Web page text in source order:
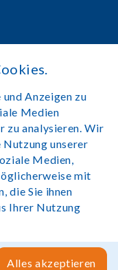
Anzeigen zu
Medien
zu analysieren. Wir
unserer
Medien,
mit
die Sie ihnen
Ihrer Nutzung
Alles akzeptieren